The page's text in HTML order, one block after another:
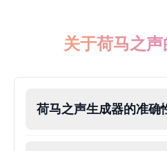
关于荷马之
荷马之声生成器的准确